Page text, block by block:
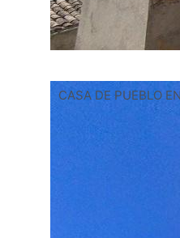
CASA DE PUEBLO